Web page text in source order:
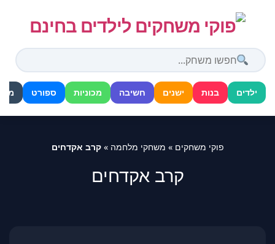
ילדים בנות ישנים חשיבה מכוניות ספורט
פוקי משחקים » משחקי מלחמה »קרב אקדחים
קרב אקדחים